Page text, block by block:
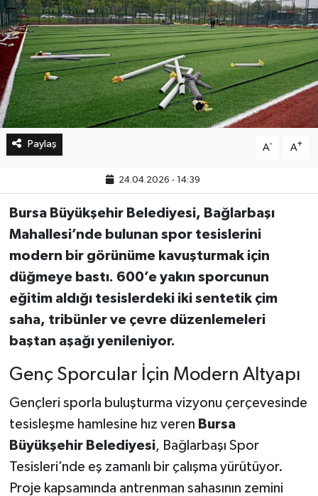
Paylaş A- A+
24.04.2026 - 14:39
Bursa Büyükşehir Belediyesi, Bağlarbaşı
Mahallesi’nde bulunan spor tesislerini
modern bir görünüme kavuşturmak için
düğmeye bastı. 600’e yakın sporcunun
eğitim aldığı tesislerdeki iki sentetik çim
saha, tribünler ve çevre düzenlemeleri
baştan aşağı yenileniyor.
Genç Sporcular İçin Modern Altyapı
Gençleri sporla buluşturma vizyonu çerçevesinde
tesisleşme hamlesine hız veren Bursa
Büyükşehir Belediyesi, Bağlarbaşı Spor
Tesisleri’nde eş zamanlı bir çalışma yürütüyor.
Proje kapsamında antrenman sahasının zemini